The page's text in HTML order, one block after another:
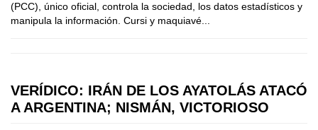
(PCC), único oficial, controla la sociedad, los datos estadísticos y
manipula la información. Cursi y maquiavé...
VERÍDICO: IRÁN DE LOS AYATOLÁS ATACÓ
A ARGENTINA; NISMÁN, VICTORIOSO